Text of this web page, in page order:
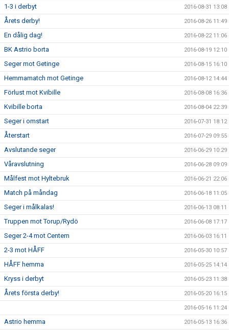
1-3 i derbyt 2016-08-31 13:08
Årets derby! 2016-08-26 11:49
En dålig dag! 2016-08-22 11:06
BK Astrio borta 2016-08-19 12:10
Seger mot Getinge 2016-08-15 16:10
Hemmamatch mot Getinge 2016-08-12 14:44
Förlust mot Kvibille 2016-08-08 16:36
Kvibille borta 2016-08-04 22:39
Seger i omstart 2016-07-31 18:12
Återstart 2016-07-29 09:55
Avslutande seger 2016-06-29 10:29
Våravslutning 2016-06-28 09:09
Målfest mot Hyltebruk 2016-06-21 22:06
Match på måndag 2016-06-18 11:05
Seger i målkalas! 2016-06-13 08:11
Truppen mot Torup/Rydö 2016-06-08 17:17
Seger 2-4 mot Centern 2016-06-03 16:11
2-3 mot HÅFF 2016-05-30 10:57
HÅFF hemma 2016-05-25 14:14
Kryss i derbyt 2016-05-23 11:38
Årets första derby! 2016-05-20 16:15
2016-05-16 11:24
Astrio hemma 2016-05-13 16:36